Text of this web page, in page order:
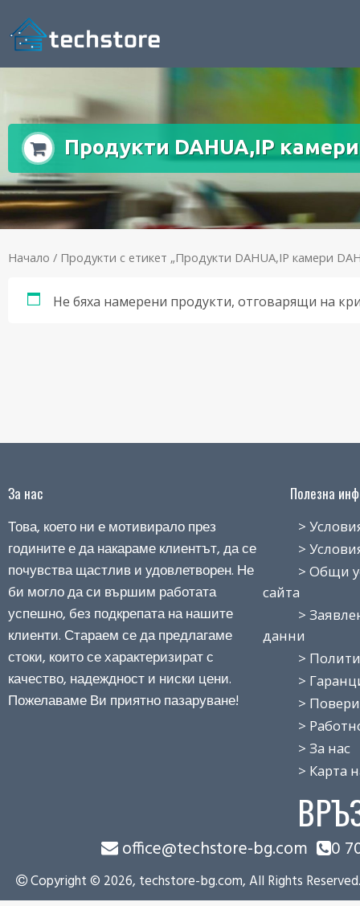
Продукти DAHUA,IP
Начало / Продукти с етикет „Продукти DAHUA,IP камери
Не бяха намерени продукти, отговарящи на
За нас
Това, което ни е мотивирало през
годините е да накараме клиентът, да се
почувства щастлив и удовлетворен. Не
би могло да си вършим работата
успешно, без подкрепата на нашите
клиенти. Стараем се да предлагаме
стоки, които се характеризират с
качество, надеждност и ниски цени.
Пожелаваме Ви приятно пазаруване!
Полезна
> Условия
> Условия
> Общи
сайта
>
данни
>
>
>
> Работно
> За нас
> Карта на
office@techstore-bg.com 0
Copyright © 2026, techstore-bg.com, All Rights Reserved.